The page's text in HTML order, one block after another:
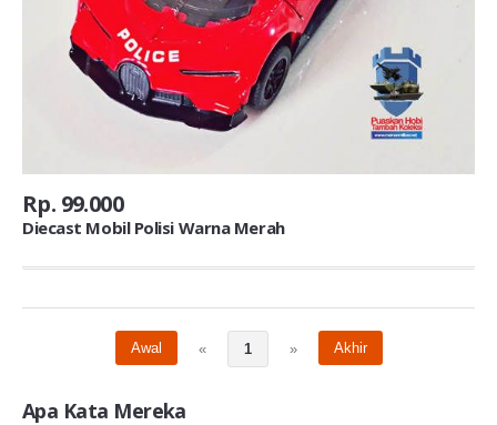
Rp. 99.000
Diecast Mobil Polisi Warna Merah
Awal « 1 » Akhir
Apa Kata Mereka